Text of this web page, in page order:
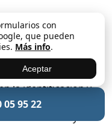
a tu servicio
inmediato;
y experiencia.
la identificación y
con cisternas,
sea eficiente y
95 22
con
que pueden
Más info.
Aceptar